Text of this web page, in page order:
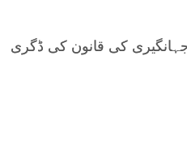
کی قانون کی ڈگری